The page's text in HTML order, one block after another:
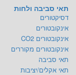
תאי סביבה ולחות
דסיקטורים
אינקובטורים
אינקובטורים CO2
אינקובטורים מקוררים
תאי סביבה
תאי אקלים/יציבות